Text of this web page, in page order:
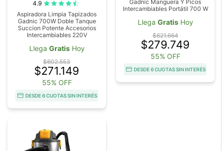
4.9
Aspiradora Limpia Tapizados
Gadnic 700W Doble Tanque
Succion Potente Accesorios
Intercambiables 220V
Llega GratisHoy
$602.553
$271.149
55% OFF
DESDE 6 CUOTAS SIN INTERÉS
Gadnic Manguera Y Picos
Intercambiables Portátil 700 W
Llega GratisHoy
$621.664
$279.749
55% OFF
DESDE 6 CUOTAS SIN INTERÉS